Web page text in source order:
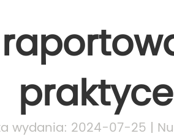
praktyce
wydania: 2024-07-25 |